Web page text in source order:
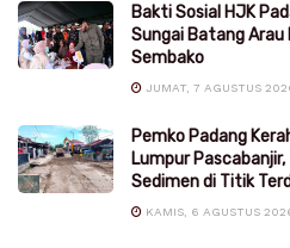
Bakti Sosial HJK
Sungai Batang
Sembako
JUMAT, 7 AGUSTUS
Pemko Padang
Lumpur Pascabanjir,
Sedimen di Titik
KAMIS, 6 AGUSTUS